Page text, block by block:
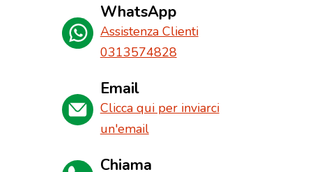
WhatsApp
Assistenza Clienti
0313574828
Email
Clicca qui per inviarci
un'email
Chiama